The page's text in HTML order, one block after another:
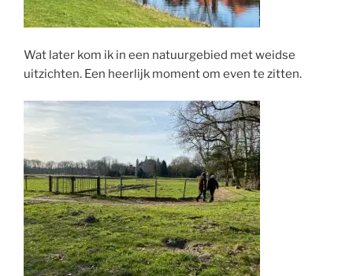
Wat later kom ik in een natuurgebied met weidse
uitzichten. Een heerlijk moment om even te zitten.